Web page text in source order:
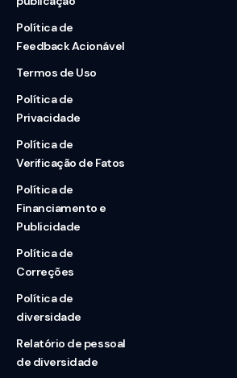
Política de
Feedback Acionável
Termos de Uso
Política de
Privacidade
Política de
Verificação de Fatos
Política de
Financiamento e
Publicidade
Política de
Correções
Política de
diversidade
Relatório de pessoal
de diversidade